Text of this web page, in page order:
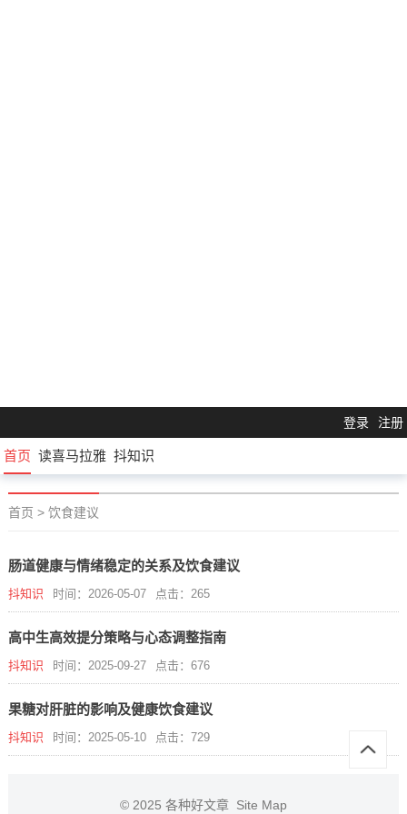
登录 注册
首页 读喜马拉雅 抖知识
首页 > 饮食建议
肠道健康与情绪稳定的关系及饮食建议
抖知识 时间：2026-05-07 点击：265
高中生高效提分策略与心态调整指南
抖知识 时间：2025-09-27 点击：676
果糖对肝脏的影响及健康饮食建议
抖知识 时间：2025-05-10 点击：729
© 2025 各种好文章 Site Map